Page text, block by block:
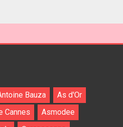
Bauza
As d'Or
Cannes
Asmodee